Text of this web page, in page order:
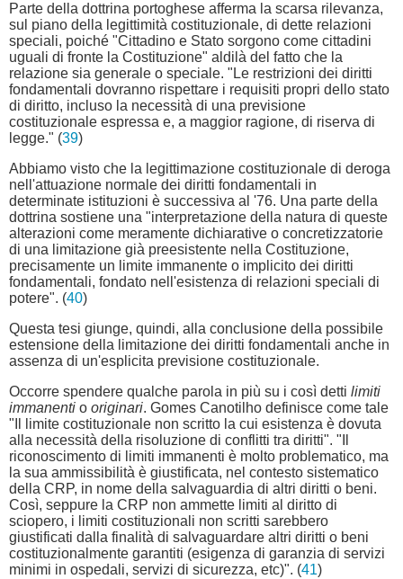
Parte della dottrina portoghese afferma la scarsa rilevanza,
sul piano della legittimità costituzionale, di dette relazioni
speciali, poiché "Cittadino e Stato sorgono come cittadini
uguali di fronte la Costituzione" aldilà del fatto che la
relazione sia generale o speciale. "Le restrizioni dei diritti
fondamentali dovranno rispettare i requisiti propri dello stato
di diritto, incluso la necessità di una previsione
costituzionale espressa e, a maggior ragione, di riserva di
legge." (39)
Abbiamo visto che la legittimazione costituzionale di deroga
nell'attuazione normale dei diritti fondamentali in
determinate istituzioni è successiva al '76. Una parte della
dottrina sostiene una "interpretazione della natura di queste
alterazioni come meramente dichiarative o concretizzatorie
di una limitazione già preesistente nella Costituzione,
precisamente un limite immanente o implicito dei diritti
fondamentali, fondato nell'esistenza di relazioni speciali di
potere". (40)
Questa tesi giunge, quindi, alla conclusione della possibile
estensione della limitazione dei diritti fondamentali anche in
assenza di un'esplicita previsione costituzionale.
Occorre spendere qualche parola in più su i così detti limiti
immanenti o originari. Gomes Canotilho definisce come tale
"Il limite costituzionale non scritto la cui esistenza è dovuta
alla necessità della risoluzione di conflitti tra diritti". "Il
riconoscimento di limiti immanenti è molto problematico, ma
la sua ammissibilità è giustificata, nel contesto sistematico
della CRP, in nome della salvaguardia di altri diritti o beni.
Così, seppure la CRP non ammette limiti al diritto di
sciopero, i limiti costituzionali non scritti sarebbero
giustificati dalla finalità di salvaguardare altri diritti o beni
costituzionalmente garantiti (esigenza di garanzia di servizi
minimi in ospedali, servizi di sicurezza, etc)". (41)